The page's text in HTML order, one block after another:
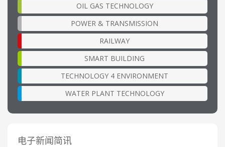
OIL GAS TECHNOLOGY
POWER & TRANSMISSION
RAILWAY
SMART BUILDING
TECHNOLOGY 4 ENVIRONMENT
WATER PLANT TECHNOLOGY
电子新闻简讯